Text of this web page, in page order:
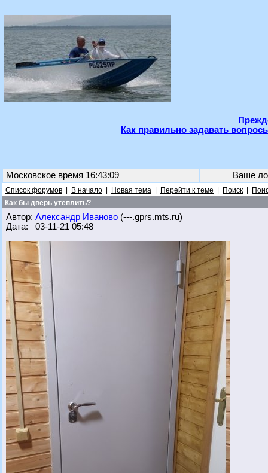
Как правильно задавать
Московское время 16:43:09 Ваше
Список форумов В начало Новая тема Перейти к теме Поиск
Как бы дверь утеплить?
Автор: Александр Иваново (---.gprs.mts.ru)
Дата: 03-11-21 05:48